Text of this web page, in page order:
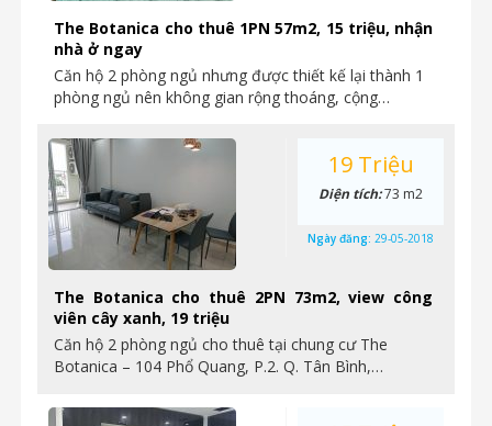
The Botanica cho thuê 1PN 57m2, 15 triệu, nhận
nhà ở ngay
Căn hộ 2 phòng ngủ nhưng được thiết kế lại thành 1
phòng ngủ nên không gian rộng thoáng, cộng…
The Botanica cho thuê 2PN 73m2, view công
viên cây xanh, 19 triệu
Căn hộ 2 phòng ngủ cho thuê tại chung cư The
Botanica – 104 Phổ Quang, P.2. Q. Tân Bình,…
19 Triệu
Diện tích:73 m2
Ngày đăng: 29-05-2018